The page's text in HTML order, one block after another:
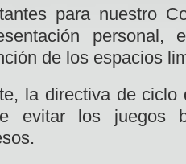
para nuestro
personal,
de los espacios
la directiva de
evitar los juegos